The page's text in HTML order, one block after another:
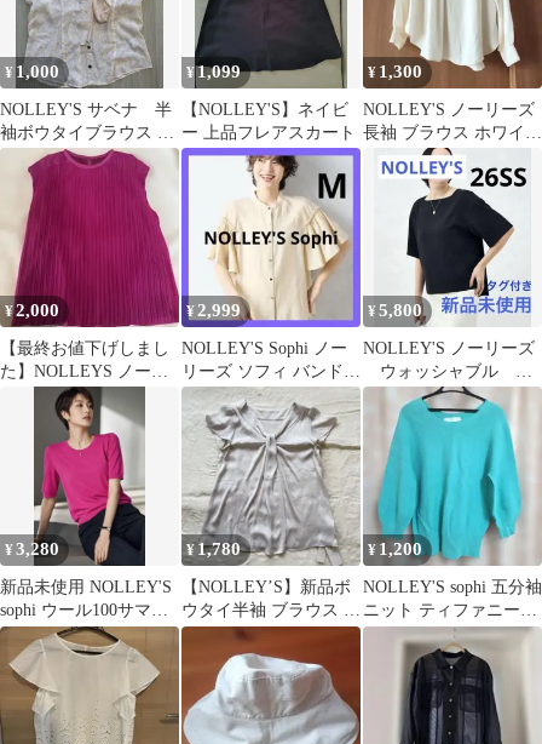
¥ 1,000
NOLLEY'S サベナ 半
袖ボウタイブラウス ド
ット柄
¥1,099
【NOLLEY'S】ネイビ
ー 上品フレアスカート
¥ 1,300
NOLLEY'S ノーリーズ
長袖 ブラウス ホワイト
¥2,000
【最終お値下げしまし
た】NOLLEYS ノース
¥2,999
NOLLEY'S Sophi ノー
リーズ ソフィ バンドカ
ラー ブラウス 38
¥5,800
NOLLEY'S ノーリーズ
ウォッシャブル イ
ージーツイルTブラウ
¥3,280
新品未使用 NOLLEY'S
sophi ウール100サマー
ニット ピンク 36
¥ 1,780
【NOLLEY’S】新品ボ
ウタイ半袖 ブラウス 光
沢感 オフホワイト
¥ 1,200
NOLLEY'S sophi 五分袖
ニット ティファニーブ
ルー サイズ38